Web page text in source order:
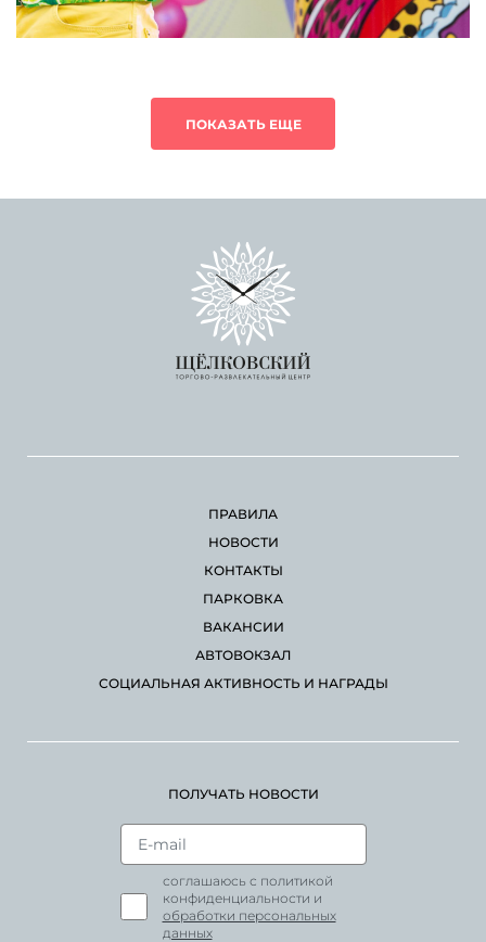
ПОКАЗАТЬ ЕЩЕ
ПРАВИЛА
НОВОСТИ
КОНТАКТЫ
ПАРКОВКА
ВАКАНСИИ
АВТОВОКЗАЛ
СОЦИАЛЬНАЯ АКТИВНОСТЬ И НАГРАДЫ
ПОЛУЧАТЬ НОВОСТИ
соглашаюсь с политикой
конфиденциальности и
обработки персональных
данных